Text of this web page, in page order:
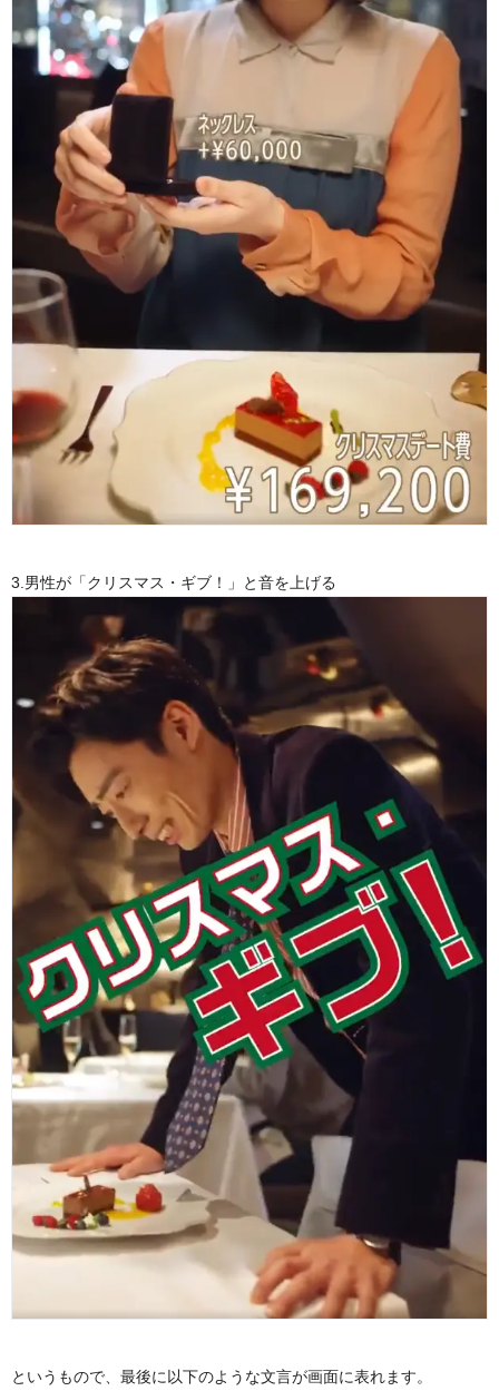
3.男性が「クリスマス・ギブ！」と音を上げる
というもので、最後に以下のような文言が画面に表れます。